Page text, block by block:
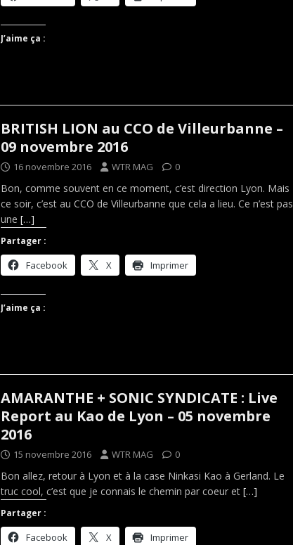
J’aime ça :
BRITISH LION au CCO de Villeurbanne –
09 novembre 2016
16 novembre 2016 WTR MAG 0
Bon, comme souvent en ce moment, c’est direction Lyon. Mais
ce soir, c’est au CCO de Villeurbanne que cela a lieu. Ce n’est pas
une […]
Partager :
Facebook X Imprimer
J’aime ça :
AMARANTHE + SONIC SYNDICATE : Live
Report au Kao de Lyon – 05 novembre
2016
15 novembre 2016 WTR MAG 0
Bon allez, retour à Lyon et à la case Ninkasi Kao à Gerland. Le
truc cool, c’est que je connais le chemin par coeur et […]
Partager :
Facebook X Imprimer